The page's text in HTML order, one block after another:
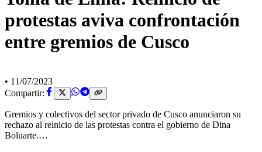
protestas aviva confrontación
entre gremios de Cusco
• 11/07/2023
Compartir:
Gremios y colectivos del sector privado de Cusco anunciaron su
rechazo al reinicio de las protestas contra el gobierno de Dina
Boluarte.…